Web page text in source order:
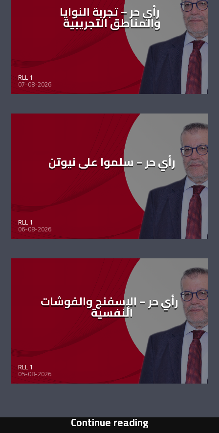
رأي حر – تجربة النوايا
والمناطق التجريبية
RLL 1
07-08-2026
رأي حر – سلموا على نيوتن
RLL 1
06-08-2026
رأي حر – الإسفنج والفوشات
النفسية
RLL 1
05-08-2026
Continue reading